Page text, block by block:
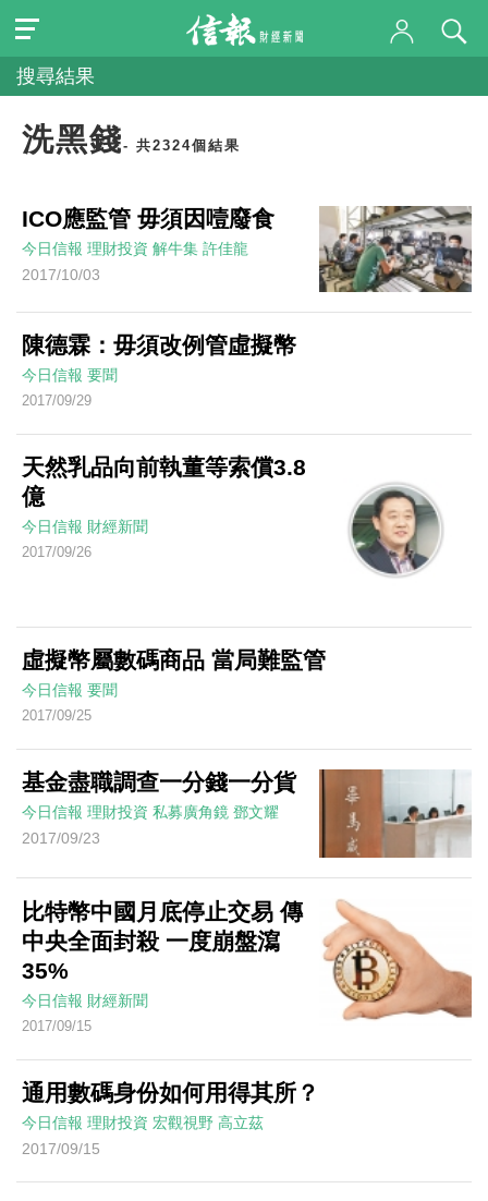
搜尋結果
洗黑錢- 共2324個結果
ICO應監管 毋須因噎廢食
今日信報 理財投資 解牛集 許佳龍
2017/10/03
陳德霖：毋須改例管虛擬幣
今日信報 要聞
2017/09/29
天然乳品向前執董等索償3.8
億
今日信報 財經新聞
2017/09/26
虛擬幣屬數碼商品 當局難監管
今日信報 要聞
2017/09/25
基金盡職調查一分錢一分貨
今日信報 理財投資 私募廣角鏡 鄧文耀
2017/09/23
比特幣中國月底停止交易 傳
中央全面封殺 一度崩盤瀉
35%
今日信報 財經新聞
2017/09/15
通用數碼身份如何用得其所？
今日信報 理財投資 宏觀視野 高立茲
2017/09/15